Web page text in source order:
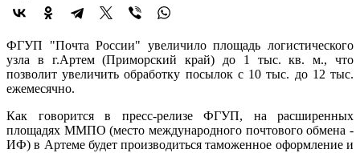
ФГУП "Почта России" увеличило площадь логистического
узла в г.Артем (Приморский край) до 1 тыс. кв. м., что
позволит увеличить обработку посылок с 10 тыс. до 12 тыс.
ежемесячно.
Как говорится в пресс-релизе ФГУП, на расширенных
площадях ММПО (место международного почтового обмена -
ИФ) в Артеме будет производиться таможенное оформление и